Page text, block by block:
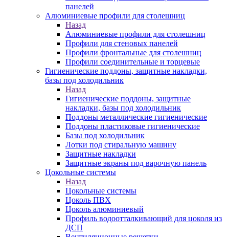
панелей
Алюминиевые профили для столешниц
Назад
Алюминиевые профили для столешниц
Профили для стеновых панелей
Профили фронтальные для столешниц
Профили соединительные и торцевые
Гигиенические поддоны, защитные накладки,
базы под холодильник
Назад
Гигиенические поддоны, защитные
накладки, базы под холодильник
Поддоны металлические гигиенические
Поддоны пластиковые гигиенические
Базы под холодильник
Лотки под стиральную машину
Защитные накладки
Защитные экраны под варочную панель
Цокольные системы
Назад
Цокольные системы
Цоколь ПВХ
Цоколь алюминиевый
Профиль водоотталкивающий для цоколя из
ДСП